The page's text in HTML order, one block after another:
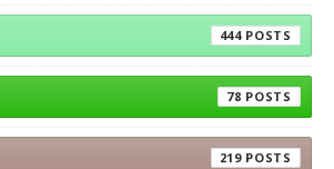
444
78
219